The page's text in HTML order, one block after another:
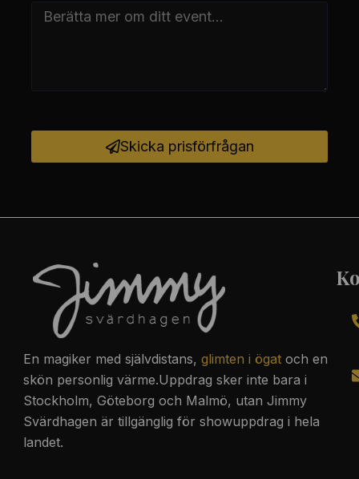
Skicka prisförfrågan
En magiker medsjälvdistans,glimten i ögatoch en
skön personlig värme.Uppdrag sker inte bara i
Stockholm, Göteborg och Malmö, utan Jimmy
Svärdhagen är tillgänglig för showuppdrag i hela
landet.